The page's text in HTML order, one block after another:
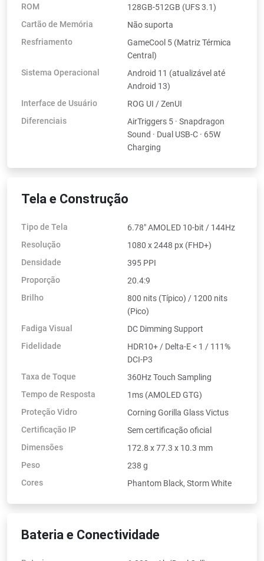
ROM
128GB-512GB (UFS 3.1)
Cartão de Memória
Não suporta
Resfriamento
GameCool 5 (Matriz Térmica
Central)
Sistema Operacional
Android 11 (atualizável até
Android 13)
Interface de Usuário
ROG UI / ZenUI
Diferenciais
AirTriggers 5 · Snapdragon
Sound · Dual USB-C · 65W
Charging
Tela e Construção
Tipo de Tela
6.78" AMOLED 10-bit / 144Hz
Resolução
1080 x 2448 px (FHD+)
Densidade
395 PPI
Proporção
20.4:9
Brilho
800 nits (Típico) / 1200 nits
(Pico)
Fadiga Visual
DC Dimming Support
Fidelidade
HDR10+ / Delta-E < 1 / 111%
DCI-P3
Taxa de Toque
360Hz Touch Sampling
Tempo de Resposta
1ms (AMOLED GTG)
Proteção Vidro
Corning Gorilla Glass Victus
Certificação IP
Sem certificação oficial
Dimensões
172.8 x 77.3 x 10.3 mm
Peso
238 g
Cores
Phantom Black, Storm White
Bateria e Conectividade